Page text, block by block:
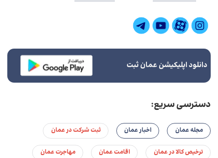
دانلود اپلیکیشن عمان ثبت
دسترسی سریع:
مجله عمان اخبار عمان ثبت شرکت در عمان
ترخیص کالا در عمان اقامت عمان مهاجرت عمان